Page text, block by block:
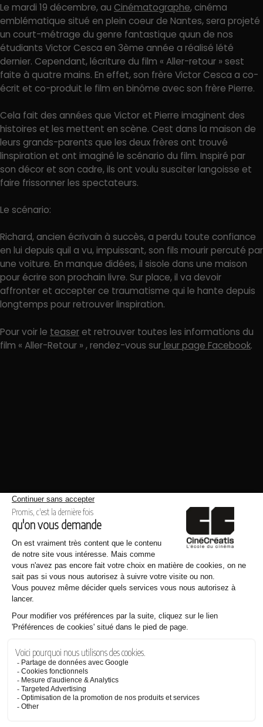
Le mardi 19 décembre, au Cinématographe, cinéma
emblématique situé en plein coeur de Nantes, sera projeté
un court-métrage du genre fantastique quun de nos
étudiants Victor Cesca en 3ème année a réalisé lété
dernier. Cependant, lécriture du film « Aller-retour » sest
faite à quatre mains. En effet, son frère Victor Cesca a co-
écrit et co-produit le film en binôme avec son frère Pierre.
Cela fait des années que Victor et Pierre imaginent des
histoires et les mettent en scène. Cest dans la maison de
leurs grands-parents que les deux frères ont trouvé
linspiration et ont imaginé le scénario du film. Inspiré par
son décor et son cadre, ils ont voulu susciter langoisse et
faire frissonner les spectateurs.
Le scénario:
Richard, ancien écrivain à succès, a perdu toute confiance
en lui depuis quil a vu, impuissant, son fils mourir percuté par
une voiture. En manque didées, il sisole dans une maison
pour écrire son prochain livre. Sur place, il va devoir
affronter et accepter ce traumatisme qui le hante depuis
longtemps pour retrouver linspiration.
Pour voir le teaseret retrouver toutes les informations du
film « Aller-Retour » , rendez-vous surleur page Facebook.
Même thème